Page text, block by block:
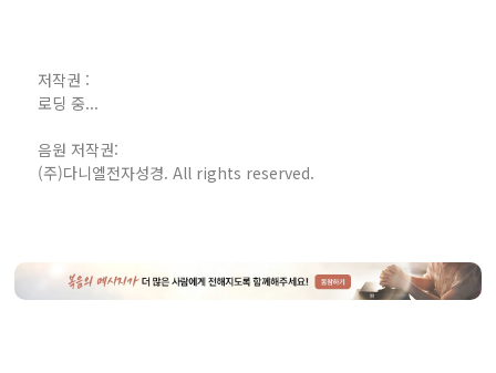
저작권 :
로딩 중...
음원 저작권:
(주)다니엘전자성경. All rights reserved.